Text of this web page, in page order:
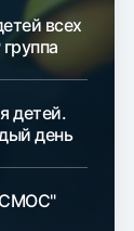
всех
детей.
день